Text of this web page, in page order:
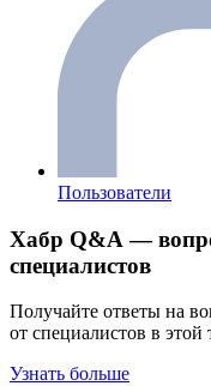
Пользователи
Хабр Q&A —
специалистов
Получайте ответы на
от специалистов в этой
Узнать больше